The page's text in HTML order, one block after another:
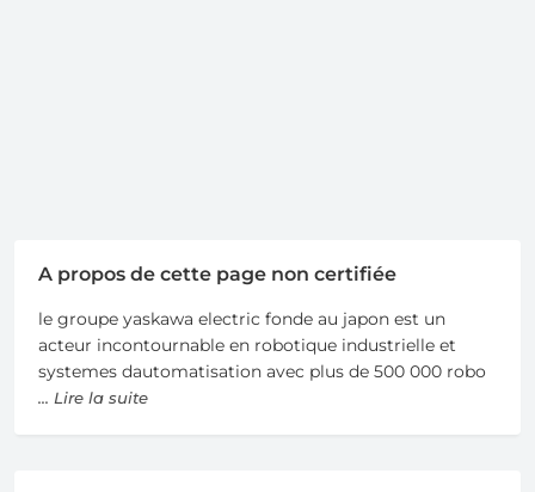
A propos de cette page non certifiée
le groupe yaskawa electric fonde au japon est un
acteur incontournable en robotique industrielle et
systemes dautomatisation avec plus de 500 000 robo
... Lire la suite